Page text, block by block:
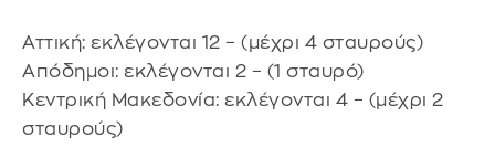
Αττική: εκλέγονται 12 – (μέχρι 4 σταυρούς)
Απόδημοι: εκλέγονται 2 – (1 σταυρό)
Κεντρική Μακεδονία: εκλέγονται 4 – (μέχρι 2
σταυρούς)